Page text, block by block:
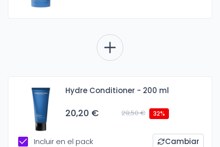
Hydre Conditioner - 200 ml
20,20 € 29,50 € 32%
Incluir en el pack Cambiar